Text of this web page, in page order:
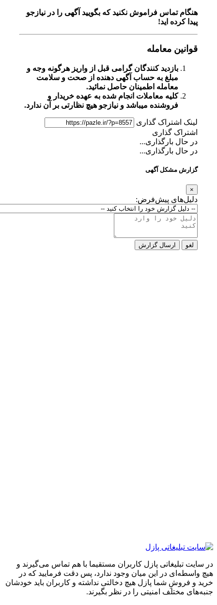
هنگام تماس فراموش نکنید که بگویید آگهی را در نیازجو
پیدا کرده اید!
قوانین معامله
بازدید کنندگان گرامی قبل از واریز هرگونه وجه و
مبلغ به حساب آگهی دهنده از صحت و سلامت
معامله اطمینان حاصل نمائید.
کلیه معاملات انجام شده به عهده خریدار و
فروشنده میباشد و نیازجو هیچ نظارتی بر آن ندارد.
لینک اشتراک گذاری
اشتراک گذاری
در حال بارگذاری...
در حال بارگذاری...
گزارش مشکل آگهی
دلیل‌های پیش‌فرض:
ارسال گزارش
تبلیغاتی پازل کاربران مستقیما با هم تماس می‌گیرند و
در این میان وجود ندارد، پس دقت فرمایید که در
و فروشِ شما پازل هیچ دخالتی نداشته و کاربران باید خودشان
مختلف امنیتی را در نظر بگیرند.